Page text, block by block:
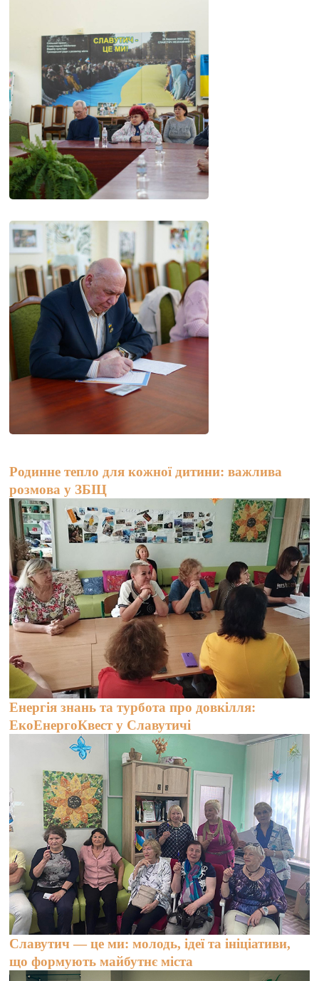
Родинне тепло для кожної дитини: важлива
розмова у ЗБІЦ
Енергія знань та турбота про довкілля:
ЕкоЕнергоКвест у Славутичі
Славутич — це ми: молодь, ідеї та ініціативи,
що формують майбутнє міста